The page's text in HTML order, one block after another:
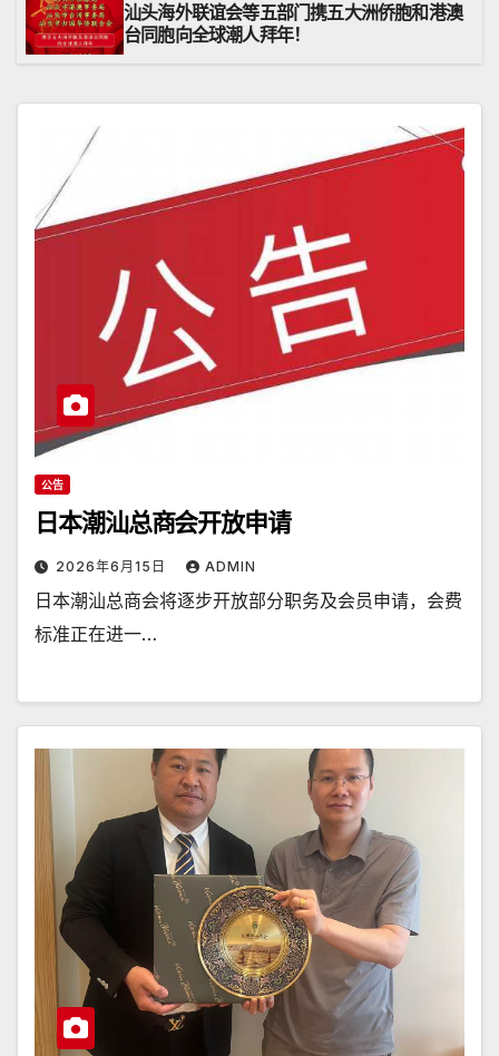
汕头海外联谊会等五部门携五大洲侨胞和港澳
台同胞向全球潮人拜年！
公告
日本潮汕总商会开放申请
2026年6月15日 ADMIN
日本潮汕总商会将逐步开放部分职务及会员申请，会费
标准正在进一…